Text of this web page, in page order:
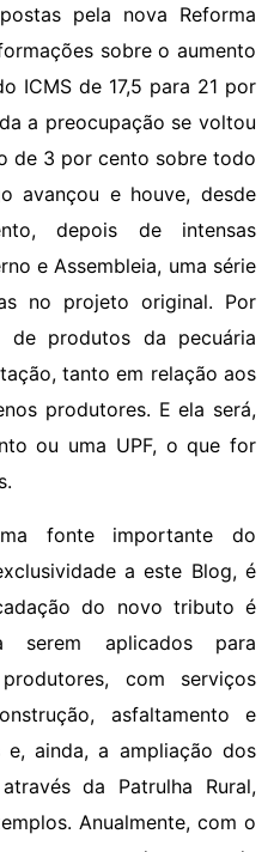
pela nova Reforma
sobre o aumento
ICMS de 17,5 para 21 por
a preocupação se voltou
de 3 por cento sobre todo
avançou e houve, desde
depois de intensas
e Assembleia, uma série
no projeto original. Por
produtos da pecuária
tanto em relação aos
produtores. E ela será,
ou uma UPF, o que for
fonte importante do
a este Blog, é
do novo tributo é
serem aplicados para
com serviços
asfaltamento e
e, ainda, a ampliação dos
da Patrulha Rural,
Anualmente, com o